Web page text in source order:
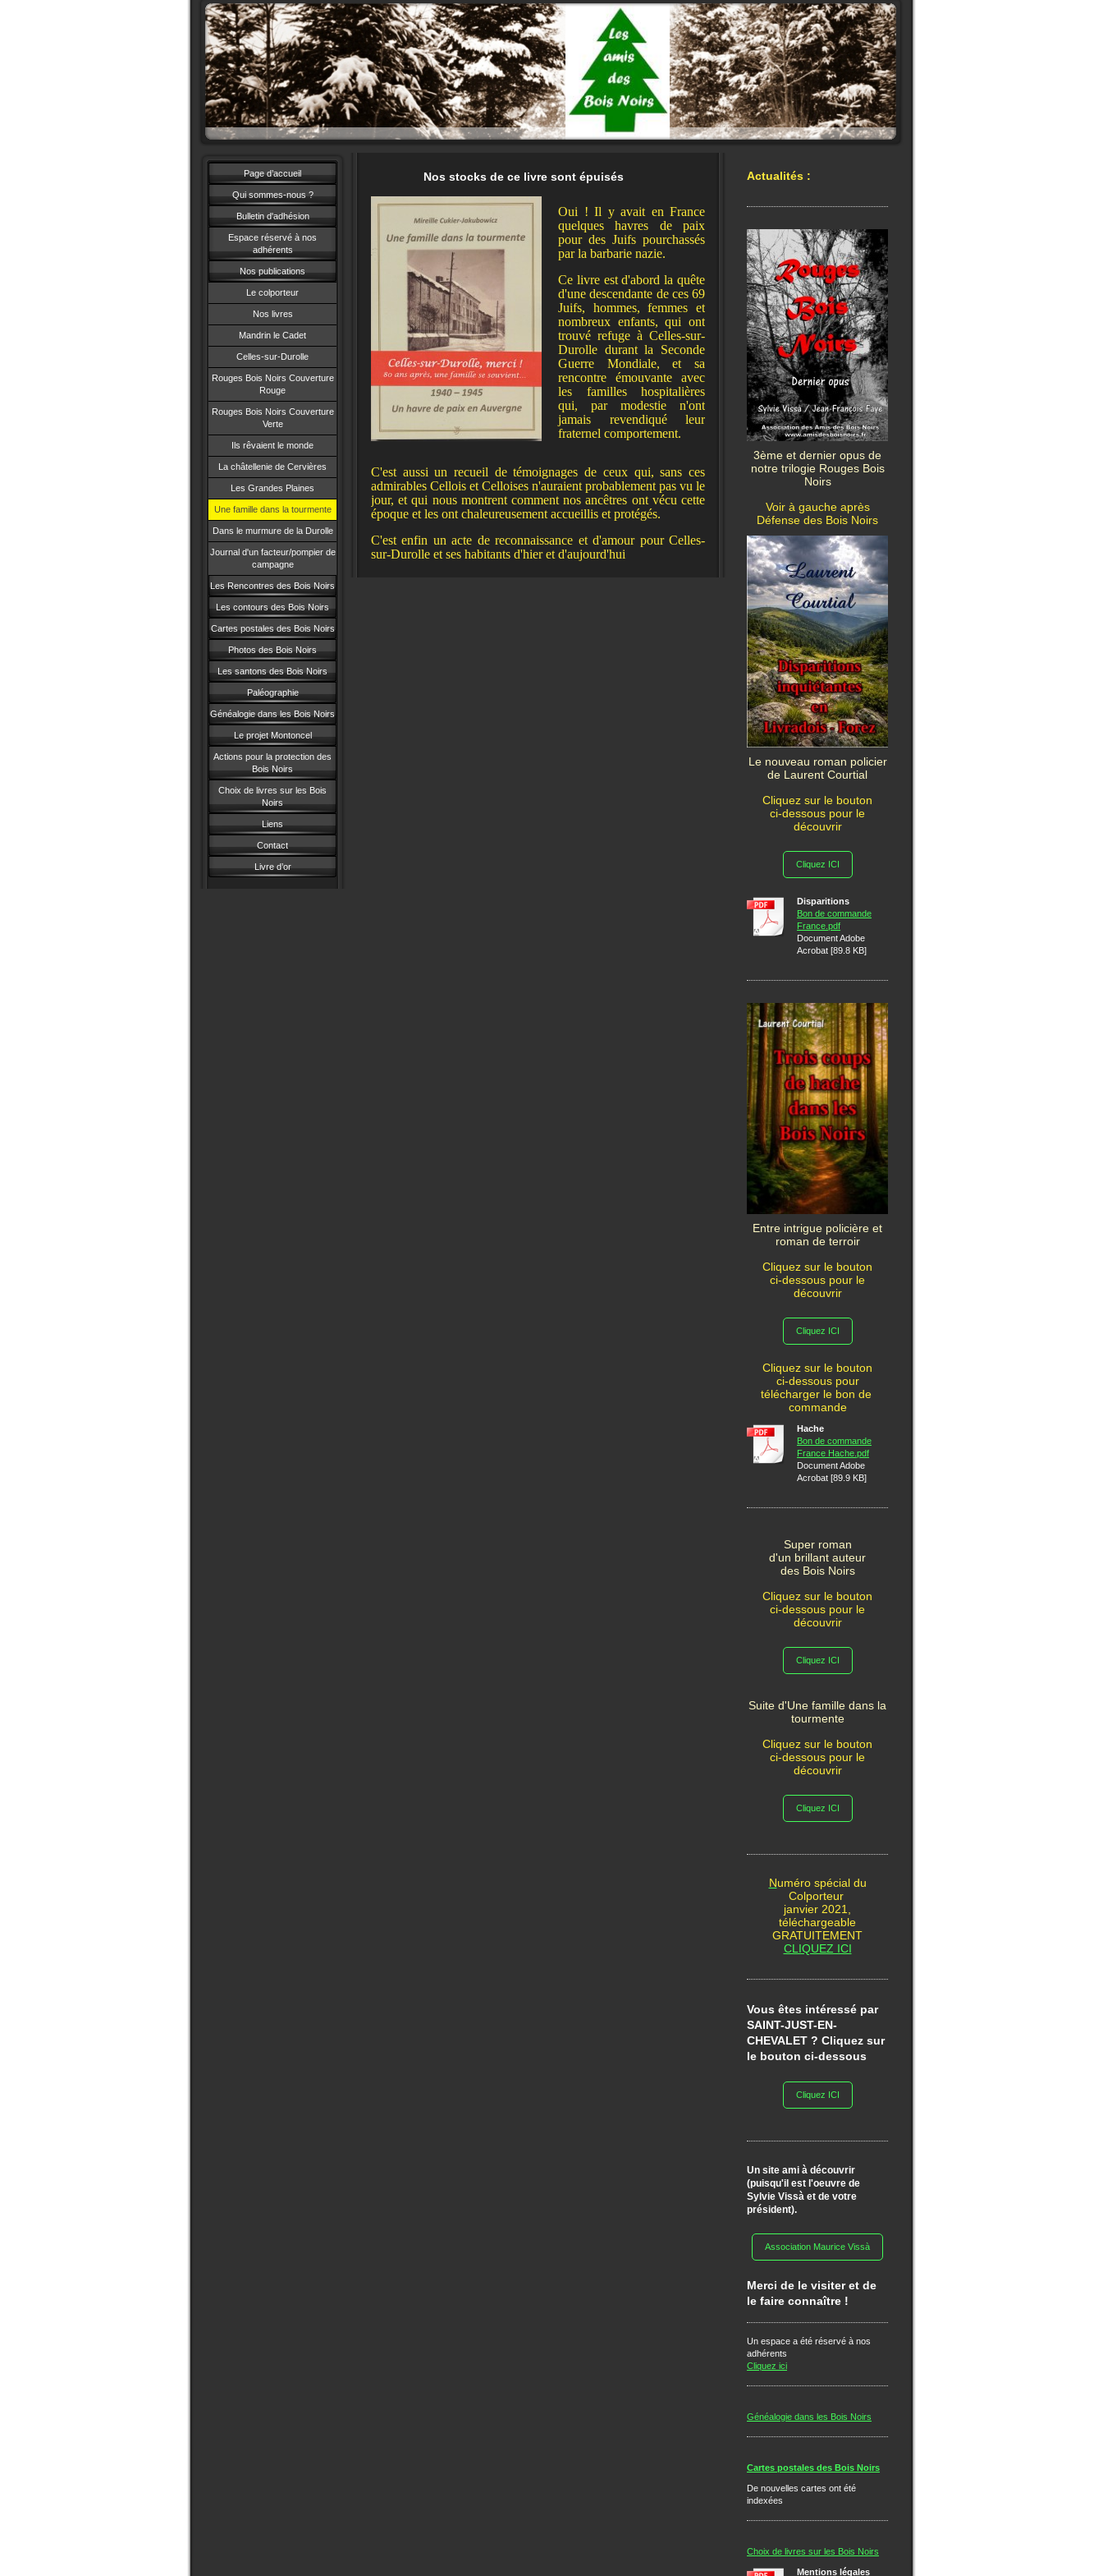
Page d’accueil
Qui sommes-nous ?
Bulletin d'adhésion
Espace réservé à nos
adhérents
Nos publications
Le colporteur
Nos livres
Mandrin le Cadet
Celles-sur-Durolle
Rouges Bois Noirs Couverture
Rouge
Rouges Bois Noirs Couverture
Verte
Ils rêvaient le monde
La châtellenie de Cervières
Les Grandes Plaines
Une famille dans la tourmente
Dans le murmure de la Durolle
Journal d'un facteur/pompier de
campagne
Les Rencontres des Bois Noirs
Les contours des Bois Noirs
Cartes postales des Bois Noirs
Photos des Bois Noirs
Les santons des Bois Noirs
Paléographie
Généalogie dans les Bois Noirs
Le projet Montoncel
Actions pour la protection des
Bois Noirs
Choix de livres sur les Bois
Noirs
Liens
Contact
Livre d’or
Nos stocks de ce livre sont épuisés
Oui ! Il y avait en France
quelques havres de paix
pour des Juifs pourchassés
par la barbarie nazie.
Ce livre est d'abord la quête
d'une descendante de ces 69
Juifs, hommes, femmes et
nombreux enfants, qui ont
trouvé refuge à Celles-sur-
Durolle durant la Seconde
Guerre Mondiale, et sa
rencontre émouvante avec
les familles hospitalières
qui, par modestie n'ont
jamais revendiqué leur
fraternel comportement.
C'est aussi un recueil de témoignages de ceux qui, sans ces
admirables Cellois et Celloises n'auraient probablement pas vu le
jour, et qui nous montrent comment nos ancêtres ont vécu cette
époque et les ont chaleureusement accueillis et protégés.
C'est enfin un acte de reconnaissance et d'amour pour Celles-
sur-Durolle et ses habitants d'hier et d'aujourd'hui
Actualités :
3ème et dernier opus de
notre trilogie Rouges Bois
Noirs
Voir à gauche après
Défense des Bois Noirs
Le nouveau roman policier
de Laurent Courtial
Cliquez sur le bouton
ci-dessous pour le
découvrir
Cliquez ICI
Disparitions
Bon de commande
France.pdf
Document Adobe
Acrobat [89.8 KB]
Entre intrigue policière et
roman de terroir
Cliquez sur le bouton
ci-dessous pour le
découvrir
Cliquez ICI
Cliquez sur le bouton
ci-dessous pour
télécharger le bon de
commande
Hache
Bon de commande
France Hache.pdf
Document Adobe
Acrobat [89.9 KB]
Super roman
d'un brillant auteur
des Bois Noirs
Cliquez sur le bouton
ci-dessous pour le
découvrir
Cliquez ICI
Suite d'Une famille dans la
tourmente
Cliquez sur le bouton
ci-dessous pour le
découvrir
Cliquez ICI
Numéro spécial du
Colporteur
janvier 2021,
téléchargeable
GRATUITEMENT
CLIQUEZ ICI
Vous êtes intéressé par
SAINT-JUST-EN-
CHEVALET ? Cliquez sur
le bouton ci-dessous
Cliquez ICI
Un site ami à découvrir
(puisqu'il est l'oeuvre de
Sylvie Vissà et de votre
président).
Association Maurice Vissà
Merci de le visiter et de
le faire connaître !
Un espace a été réservé à nos
adhérents
Cliquez ici
Généalogie dans les Bois Noirs
Cartes postales des Bois Noirs
De nouvelles cartes ont été
indexées
Choix de livres sur les Bois Noirs
Mentions légales